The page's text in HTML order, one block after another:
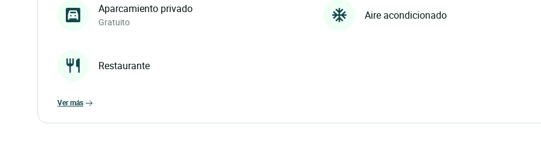
Aparcamiento privado
Gratuito
Aire acondicionado
Restaurante
ver más